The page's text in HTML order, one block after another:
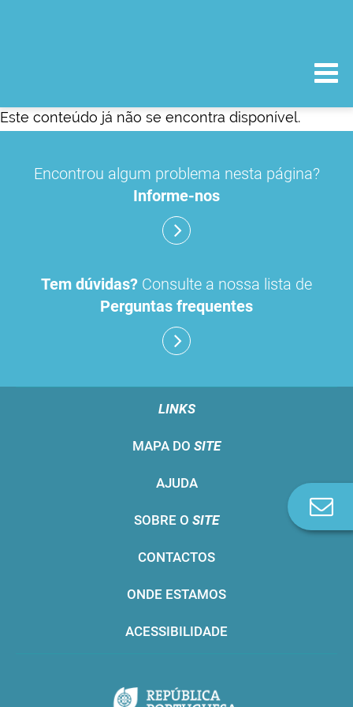
Este conteúdo já não se encontra disponível.
Encontrou algum problema nesta página?
Informe-nos
Tem dúvidas? Consulte a nossa lista de
Perguntas frequentes
LINKS
MAPA DO SITE
AJUDA
SOBRE O SITE
CONTACTOS
ONDE ESTAMOS
ACESSIBILIDADE